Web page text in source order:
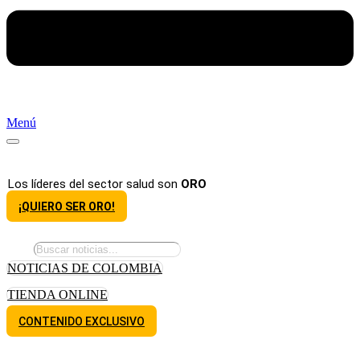
Menú
Los líderes del sector salud son ORO
¡QUIERO SER ORO!
NOTICIAS DE COLOMBIA
TIENDA ONLINE
CONTENIDO EXCLUSIVO